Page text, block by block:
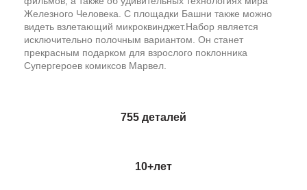
Железного Человека. С площадки Башни также можно
видеть взлетающий микроквинджет.Набор является
исключительно полочным вариантом. Он станет
прекрасным подарком для взрослого поклонника
Супергероев комиксов Марвел.
755 деталей
10+лет